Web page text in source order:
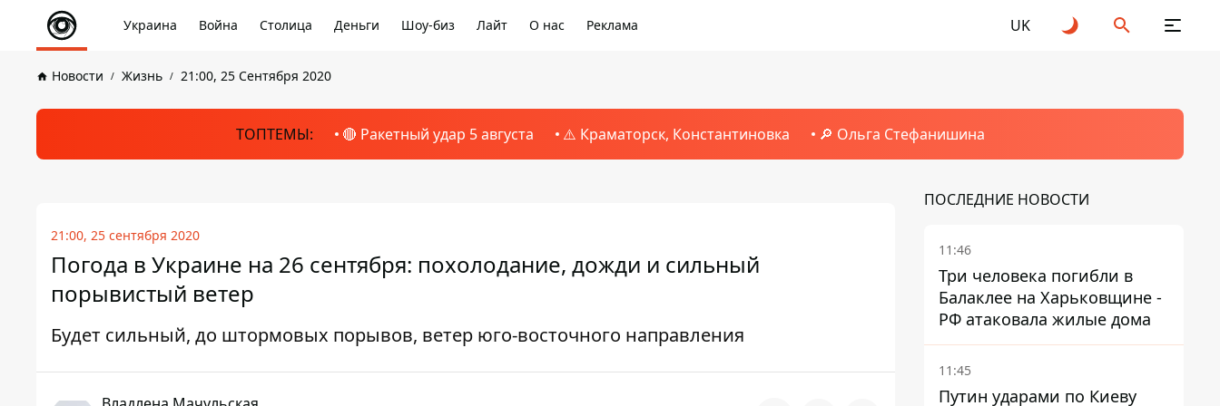
Украина Война Столица Деньги Шоу-биз Лайт О нас Реклама UK
Новости Жизнь 21:00, 25 Сентября 2020
ТОПТЕМЫ: 🔴 Ракетный удар 5 августа ⚠️ Краматорск, Константиновка 🔎 Ольга Стефанишина
21:00, 25 сентября 2020
Погода в Украине на 26 сентября: похолодание, дожди и сильный
порывистый ветер
Будет сильный, до штормовых порывов, ветер юго-восточного направления
ПОСЛЕДНИЕ НОВОСТИ
11:46
Три человека погибли в
Балаклее на Харьковщине -
РФ атаковала жилые дома
11:45
Путин ударами по Киеву